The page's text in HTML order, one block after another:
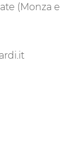
(Monza e